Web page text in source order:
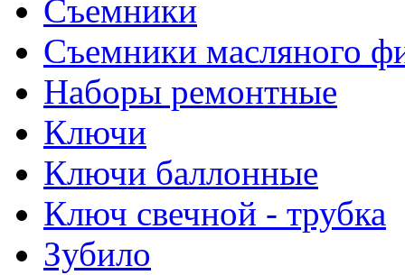
Съемники
Съемники масляного
Наборы ремонтные
Ключи
Ключи баллонные
Ключ свечной - трубка
Зубило